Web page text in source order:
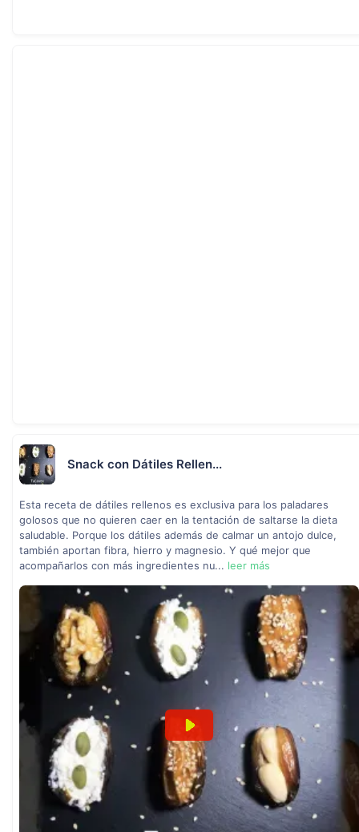
Snack con Dátiles Rellen...
Esta receta de dátiles rellenos es exclusiva para los paladares
golosos que no quieren caer en la tentación de saltarse la dieta
saludable. Porque los dátiles además de calmar un antojo dulce,
también aportan fibra, hierro y magnesio. Y qué mejor que
acompañarlos con más ingredientes nu... leer más